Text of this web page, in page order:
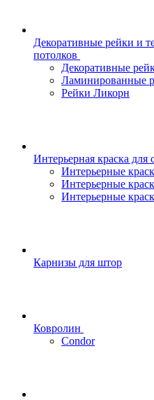
Декоративные рейки и
потолков
Декоративные
Ламинированные
Рейки Ликорн
Интерьерная краска для
Интерьерные
Интерьерные
Интерьерные
Карнизы для штор
Ковролин
Condor